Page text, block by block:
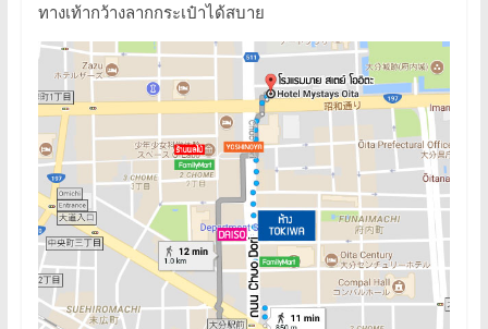
ทางเท้ากว้างลากกระเป๋าได้สบาย